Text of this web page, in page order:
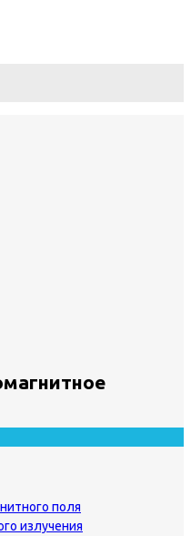
поля
излучения